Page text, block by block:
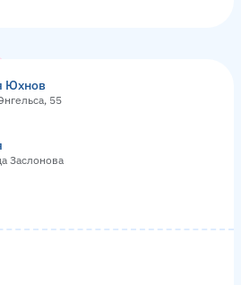
Юхнов
55
Заслонова